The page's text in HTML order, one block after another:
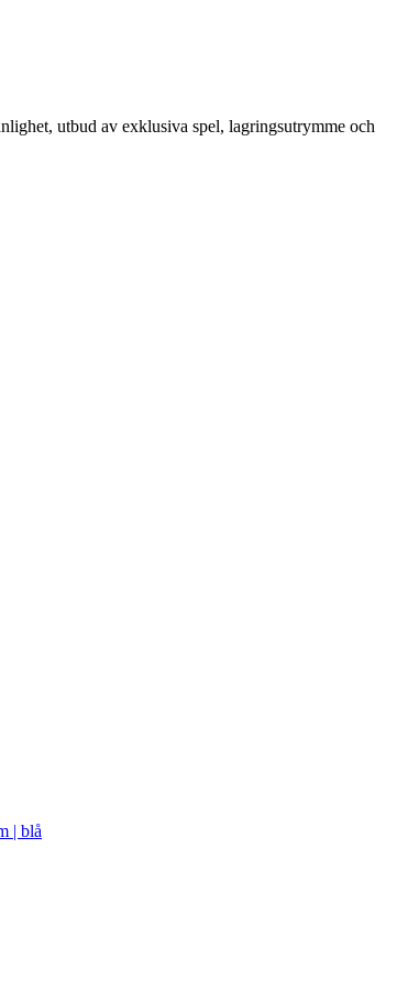
utbud av exklusiva spel, lagringsutrymme och
| blå